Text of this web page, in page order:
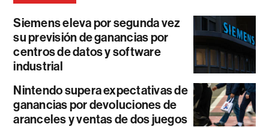
Siemens eleva por segunda vez
su previsión de ganancias por
centros de datos y software
industrial
Nintendo supera expectativas de
ganancias por devoluciones de
aranceles y ventas de dos juegos